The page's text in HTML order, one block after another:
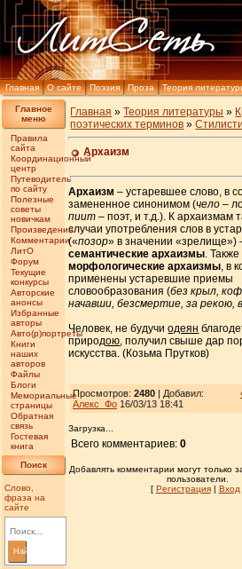
Главная О сайте Поэзия Проза Теория
Главное
меню
Правила
сайта
Координационный
центр
Путеводитель
по сайту
Полезные
советы
новичкам
Произведения
Комментарии
ЛитО
Форум
Текущие
конкурсы
Авторские
анонсы
Избранные
авторы
Авто(р)портреты
Книги
наших
авторов
Файлы
Блоги
Мемориальные
страницы
Обратная
связь
Гостевая
книга
Поиск
Слово,
фраза на
сайте
Найти
Главная »Теория литературы »
поэтических терминов »
Архаизм
Архаизм – устаревшее слово, в
замененное синонимом (чело –
пиит – поэт, и т.д.). К архаизмам
случаи употребления слов в
(«позор» в значении «зрелище»)
семантические архаизмы.
морфологические архаизмы, в
применены устаревшие приемы
словообразования (без крыл,
начавши, безсмертие, за рекою,
Человек, не будучиодеян
природою, получил свыше дар
искусства. (Козьма Прутков)
Просмотров: 2480| Добавил:
Алекс_Фо16/03/13 18:41
Загрузка...
Всего комментариев:0
Добавлять комментарии могут только
пользователи.
[ Регистрация| Вход